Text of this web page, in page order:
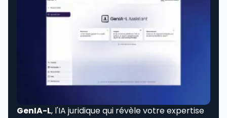
GenIA-L, l'IA juridique qui révèle votre expertise